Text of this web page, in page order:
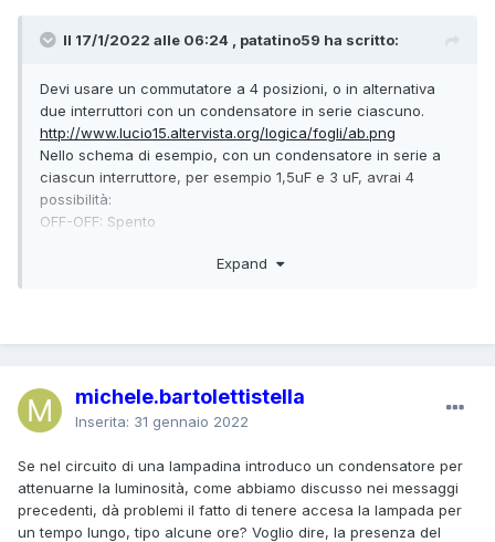
Il 17/1/2022 alle 06:24 , patatino59 ha scritto:
Devi usare un commutatore a 4 posizioni, o in alternativa
due interruttori con un condensatore in serie ciascuno.
http://www.lucio15.altervista.org/logica/fogli/ab.png
Nello schema di esempio, con un condensatore in serie a
ciascun interruttore, per esempio 1,5uF e 3 uF, avrai 4
possibilità:
OFF-OFF: Spento
Expand
michele.bartolettistella
Inserita: 31 gennaio 2022
Se nel circuito di una lampadina introduco un condensatore per
attenuarne la luminosità, come abbiamo discusso nei messaggi
precedenti, dà problemi il fatto di tenere accesa la lampada per
un tempo lungo, tipo alcune ore? Voglio dire, la presenza del